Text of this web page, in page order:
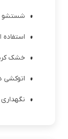
شستشو در
خشک
اتوکشی